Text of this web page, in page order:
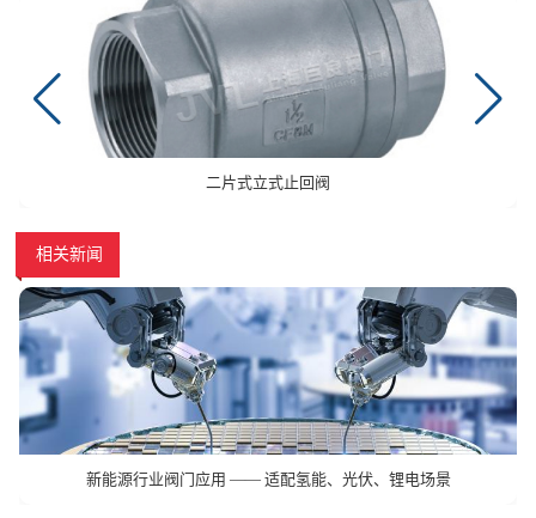
二片式立式止回阀
相关新闻
新能源行业阀门应用 —— 适配氢能、光伏、锂电场景